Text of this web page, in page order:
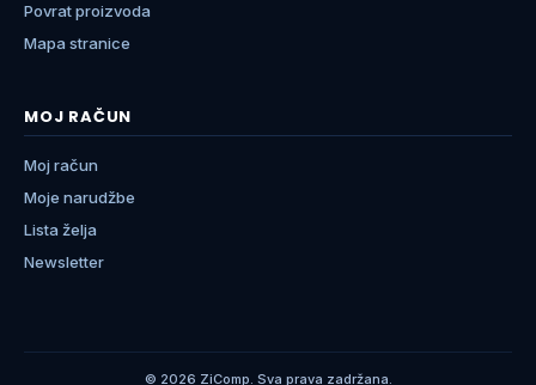
Povrat proizvoda
Mapa stranice
MOJ RAČUN
Moj račun
Moje narudžbe
Lista želja
Newsletter
© 2026 ZiComp. Sva prava zadržana.